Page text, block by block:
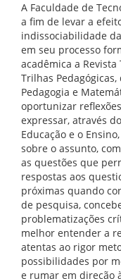
A Faculdade de
a fim de levar a
indissociabilidade
em seu processo
acadêmica a Revista
Trilhas
Pedagogia e
oportunizar
expressar, através
Educação e o
sobre o assunto,
as questões que
respostas aos
próximas quando
de pesquisa,
problematizações
melhor entender a
atentas ao rigor
possibilidades por
e rumar em direção